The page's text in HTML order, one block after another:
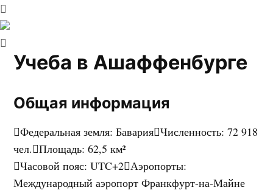
Учеба в Ашаффенбурге
Общая информация
Федеральная земля:Бавария Численность:72 918
чел. Площадь:62,5 км²
Часовой пояс:UTC+2 Аэропорты:
Международный аэропорт Франкфурт-на-Майне